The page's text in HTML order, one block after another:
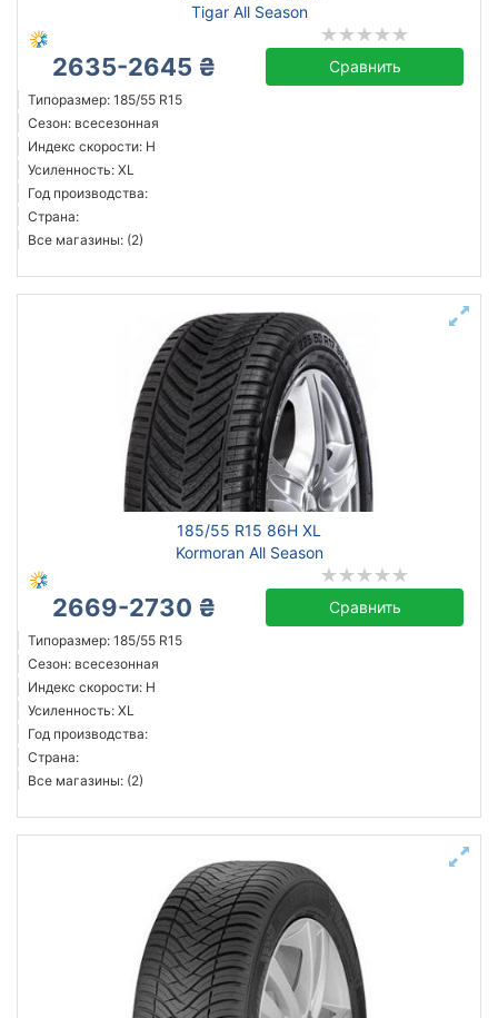
Tigar All Season
2635-2645 ₴ Сравнить
Типоразмер: 185/55 R15
Сезон: всесезонная
Индекс скорости: H
Усиленность: XL
Год производства:
Страна:
Все магазины: (2)
185/55 R15 86H XL
Kormoran All Season
2669-2730 ₴ Сравнить
Типоразмер: 185/55 R15
Сезон: всесезонная
Индекс скорости: H
Усиленность: XL
Год производства:
Страна:
Все магазины: (2)